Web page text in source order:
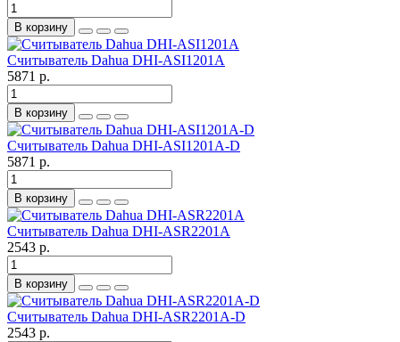
В корзину
Считыватель Dahua DHI-ASI1201A
5871 р.
В корзину
Считыватель Dahua DHI-ASI1201A-D
5871 р.
В корзину
Считыватель Dahua DHI-ASR2201A
2543 р.
В корзину
Считыватель Dahua DHI-ASR2201A-D
2543 р.